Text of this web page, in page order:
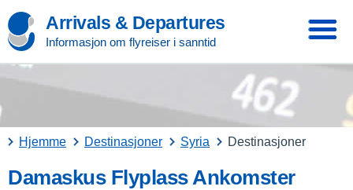
Arrivals & Departures
Informasjon om flyreiser i sanntid
Hjemme Destinasjoner Syria Destinasjoner
Damaskus Flyplass Ankomster